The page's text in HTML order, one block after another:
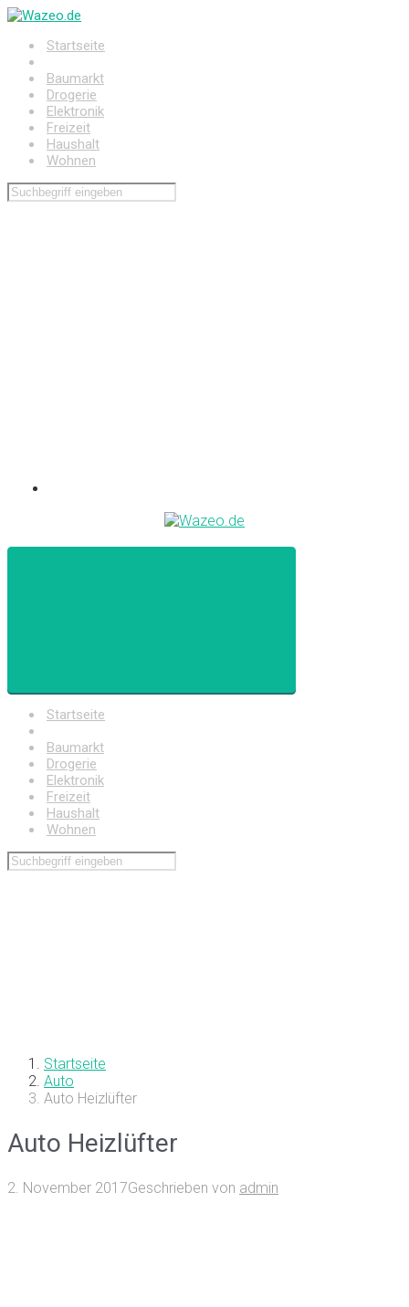
Zum
springenStartseite
Baumarkt
Drogerie
Elektronik
Freizeit
Haushalt
Wohnen
Startseite
Baumarkt
Drogerie
Elektronik
Freizeit
Haushalt
Wohnen
Startseite
Auto
Auto Heizlüfter
Auto Heizlüfter
2. November 2017Geschrieben von admin